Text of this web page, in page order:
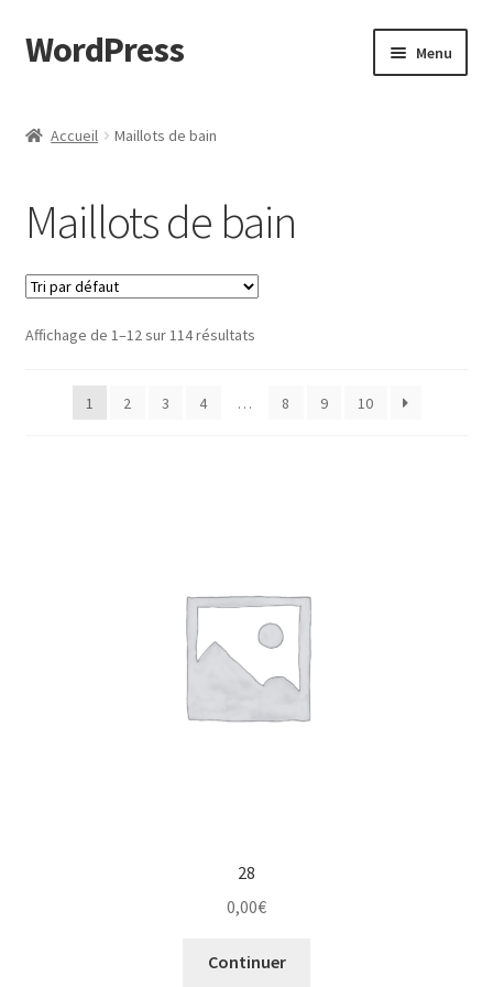
Aller
à
navigation
Aller
au
WordPress Menu
Checkout
My account
Page d’exemple
Accueil Maillots de bain
Maillots de bain
Affichage de 1–12 sur 114 résultats
1 2 3 4 … 8 9 10
28
0,00€
Continuer